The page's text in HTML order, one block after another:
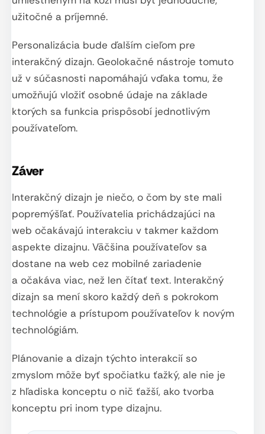
užitočné a príjemné.
Personalizácia bude ďalším cieľom pre
interakčný dizajn. Geolokačné nástroje tomuto
už v súčasnosti napomáhajú vďaka tomu, že
umožňujú vložiť osobné údaje na základe
ktorých sa funkcia prispôsobí jednotlivým
používateľom.
Záver
Interakčný dizajn je niečo, o čom by ste mali
popremýšľať. Používatelia prichádzajúci na
web očakávajú interakciu v takmer každom
aspekte dizajnu. Väčšina používateľov sa
dostane na web cez mobilné zariadenie
a očakáva viac, než len čítať text. Interakčný
dizajn sa mení skoro každý deň s pokrokom
technológie a prístupom používateľov k novým
technológiám.
Plánovanie a dizajn týchto interakcií so
zmyslom môže byť spočiatku ťažký, ale nie je
z hľadiska konceptu o nič ťažší, ako tvorba
konceptu pri inom type dizajnu.